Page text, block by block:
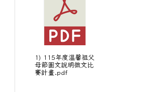
1) 115年度溫馨祖父
母節圖文說明徵文比
賽計畫.pdf